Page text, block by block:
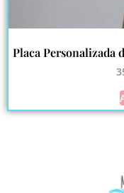
Placa Personalizada